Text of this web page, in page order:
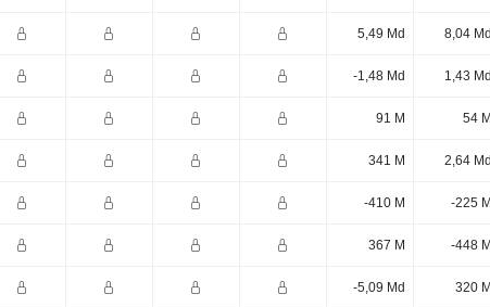
5,49 Md 8,04 Md
-1,48 Md 1,43 Md
91 M 54 M
341 M 2,64 Md
-410 M -225 M
367 M -448 M
-5,09 Md 320 M